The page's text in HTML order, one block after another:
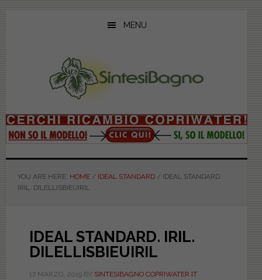
MENU
YOU ARE HERE: HOME / IDEAL STANDARD /IDEAL STANDARD.
IRIL. DILELLISBIEUIRIL
IDEAL STANDARD. IRIL.
DILELLISBIEUIRIL
17 MARZO, 2019BY SINTESIBAGNO COPRIWATER.IT